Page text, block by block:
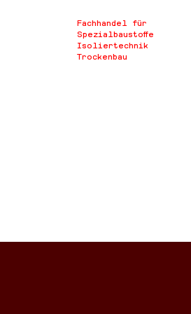
Fachhandel für
Spezialbaustoffe
Isoliertechnik
Trockenbau